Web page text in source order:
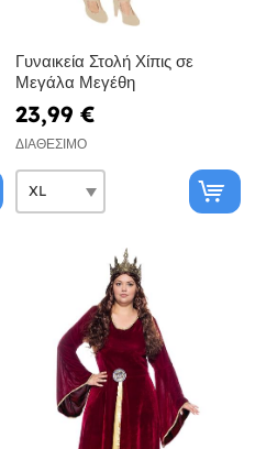
Γυναικεία Στολή Χίπις σε
Μεγάλα Μεγέθη
23,99 €
ΔΙΑΘΈΣΙΜΟ